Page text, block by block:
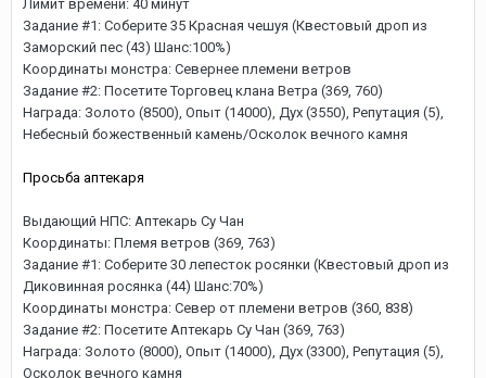
Лимит времени: 40 минут
Задание #1: Соберите 35 Красная чешуя (Квестовый дроп из
Заморский пес (43) Шанс:100%)
Координаты монстра: Севернее племени ветров
Задание #2: Посетите Торговец клана Ветра (369, 760)
Награда: Золото (8500), Опыт (14000), Дух (3550), Репутация (5),
Небесный божественный камень/Осколок вечного камня
Просьба аптекаря
Выдающий НПС: Аптекарь Су Чан
Координаты: Племя ветров (369, 763)
Задание #1: Соберите 30 лепесток росянки (Квестовый дроп из
Диковинная росянка (44) Шанс:70%)
Координаты монстра: Север от племени ветров (360, 838)
Задание #2: Посетите Аптекарь Су Чан (369, 763)
Награда: Золото (8000), Опыт (14000), Дух (3300), Репутация (5),
Осколок вечного камня